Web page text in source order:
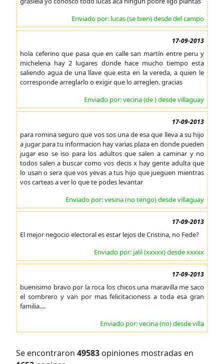
Enviado por: lucas (se bien) desde del campo
17-09-2013
hola ceferino que pasa que en calle san martín entre peru y
michelena hay 2 lugares donde hace mucho tiempo esta
saliendo agua de una llave que esta en la vereda, a quien le
corresponde arreglarlo o exigir que lo arreglen. gracias
Enviado por: vecina (de ) desde villaguay
17-09-2013
para romina seguro que vos sos una de esa que lleva a su hijo
a jugar para tu informacion hay varias plaza en donde pueden
jugar eso se iso para los adultos que salen a caminar y no
todos salen a buscar como vos decis x hay gente adulta que
lo usan o sera que vos yevas a tus hijo que jueguen mientras
vos carteas a ver lo que te podes levantar
Enviado por: vesina (no tengo) desde villaguay
17-09-2013
El mejor negocio electoral es estar lejos de Cristina, no Fede?
Enviado por: jalil (xxxxx) desde xxxxx
17-09-2013
buenisimo bravo por la roca los chicos una maravilla me saco
el sombrero y van por mas felicitacioness a toda esa gran
familia....
Enviado por: vecina (no) desde villa
Se encontraron 49583 opiniones mostradas en